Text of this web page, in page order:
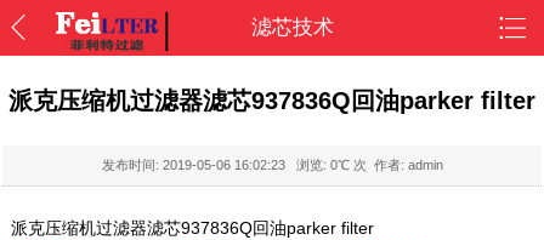
滤芯技术
派克压缩机过滤器滤芯937836Q回油parker filter
发布时间: 2019-05-06 16:02:23浏览: 0℃ 次 作者: admin
派克压缩机过滤器滤芯937836Q回油parker filter